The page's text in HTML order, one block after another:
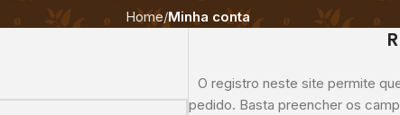
Home Minha conta
O registro neste site permite
pedido. Basta preencher os